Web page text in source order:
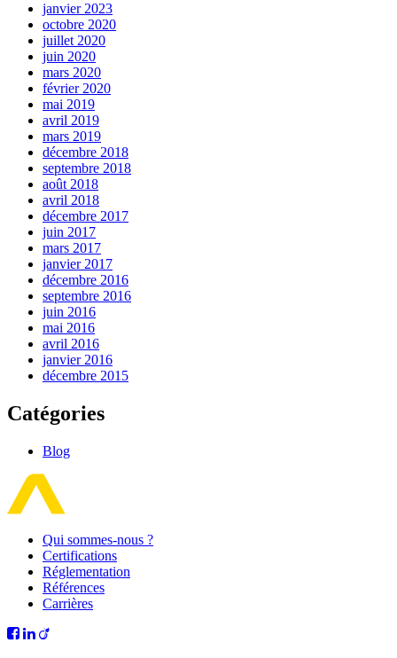
janvier 2023
octobre 2020
juillet 2020
juin 2020
mars 2020
février 2020
mai 2019
avril 2019
mars 2019
décembre 2018
septembre 2018
août 2018
avril 2018
décembre 2017
juin 2017
mars 2017
janvier 2017
décembre 2016
septembre 2016
juin 2016
mai 2016
avril 2016
janvier 2016
décembre 2015
Catégories
Blog
Qui sommes-nous ?
Certifications
Réglementation
Références
Carrières